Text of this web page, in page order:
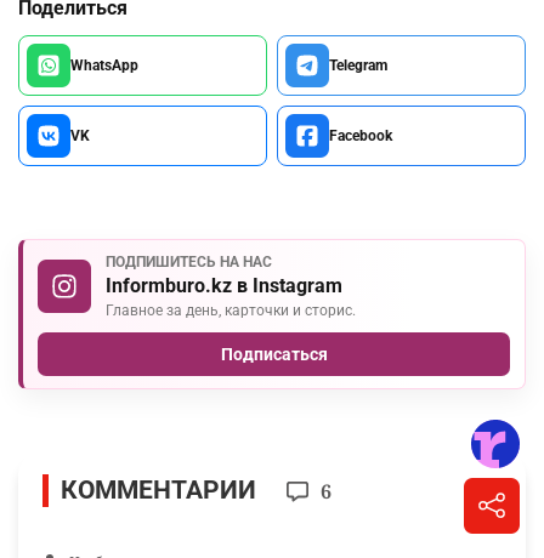
Поделиться
WhatsApp Telegram
VK Facebook
ПОДПИШИТЕСЬ НА НАС
Informburo.kz в Instagram
Главное за день, карточки и сторис.
Подписаться
КОММЕНТАРИИ 6